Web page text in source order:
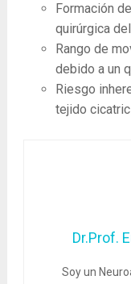
Formación
quirúrgica
Rango de
debido a un
Riesgo
tejido
Dr.Prof.
Soy un